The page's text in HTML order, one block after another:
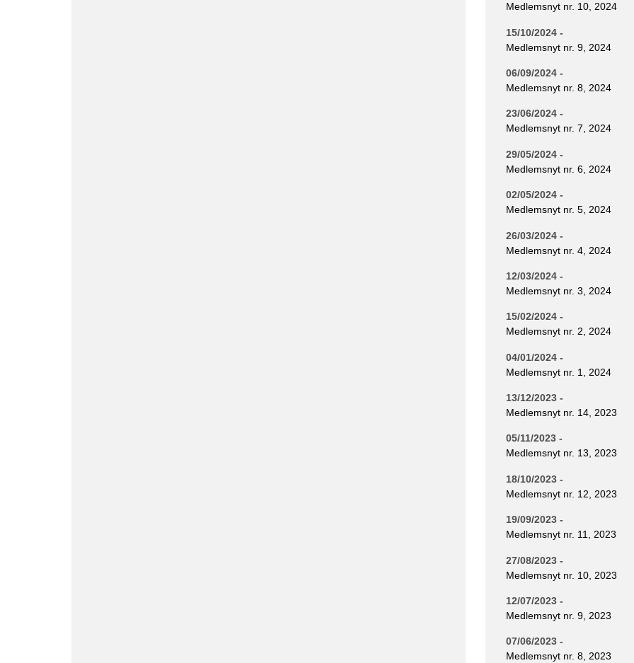
Medlemsnyt nr. 10, 2024
15/10/2024 -
Medlemsnyt nr. 9, 2024
06/09/2024 -
Medlemsnyt nr. 8, 2024
23/06/2024 -
Medlemsnyt nr. 7, 2024
29/05/2024 -
Medlemsnyt nr. 6, 2024
02/05/2024 -
Medlemsnyt nr. 5, 2024
26/03/2024 -
Medlemsnyt nr. 4, 2024
12/03/2024 -
Medlemsnyt nr. 3, 2024
15/02/2024 -
Medlemsnyt nr. 2, 2024
04/01/2024 -
Medlemsnyt nr. 1, 2024
13/12/2023 -
Medlemsnyt nr. 14, 2023
05/11/2023 -
Medlemsnyt nr. 13, 2023
18/10/2023 -
Medlemsnyt nr. 12, 2023
19/09/2023 -
Medlemsnyt nr. 11, 2023
27/08/2023 -
Medlemsnyt nr. 10, 2023
12/07/2023 -
Medlemsnyt nr. 9, 2023
07/06/2023 -
Medlemsnyt nr. 8, 2023